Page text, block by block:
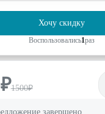
Хочу скидку
Воспользовались1раз
₽1500₽
завершено